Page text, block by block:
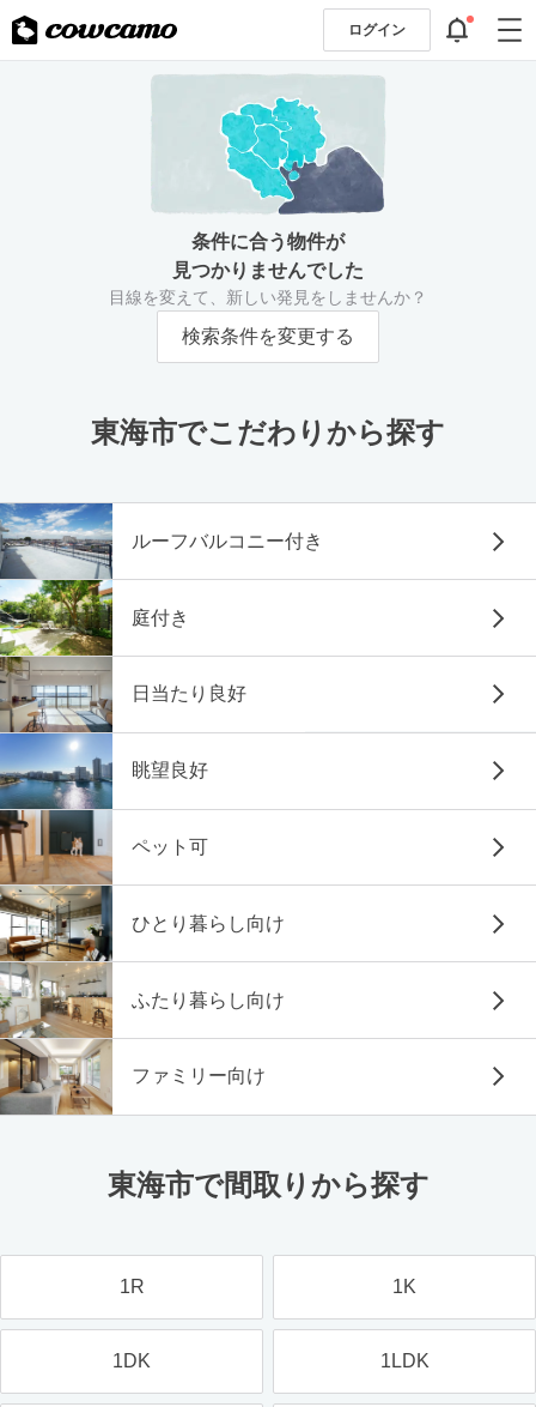
ログイン
条件に合う物件が
見つかりませんでした
目線を変えて、新しい発見をしませんか？
検索条件を変更する
東海市でこだわりから探す
ルーフバルコニー付き
庭付き
日当たり良好
眺望良好
ペット可
ひとり暮らし向け
ふたり暮らし向け
ファミリー向け
東海市で間取りから探す
1R 1K
1DK 1LDK